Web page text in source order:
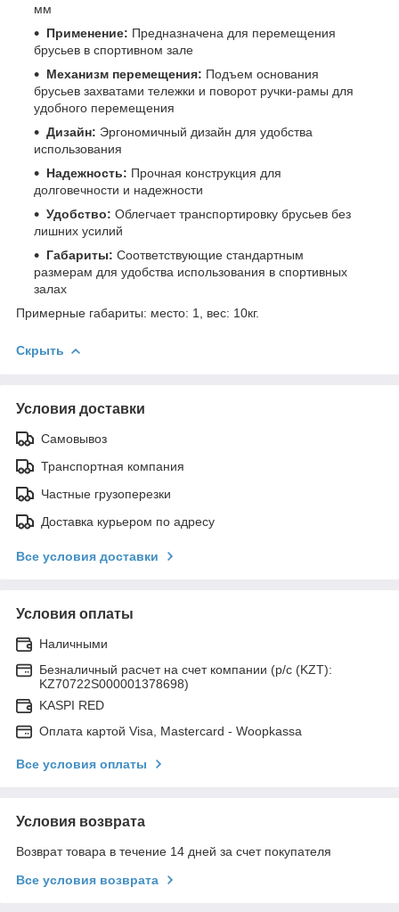
мм
Применение: Предназначена для перемещения
брусьев в спортивном зале
Механизм перемещения: Подъем основания
брусьев захватами тележки и поворот ручки-рамы для
удобного перемещения
Дизайн: Эргономичный дизайн для удобства
использования
Надежность: Прочная конструкция для
долговечности и надежности
Удобство: Облегчает транспортировку брусьев без
лишних усилий
Габариты: Соответствующие стандартным
размерам для удобства использования в спортивных
залах
Примерные габариты: место: 1, вес: 10кг.
Скрыть
Условия доставки
Самовывоз
Транспортная компания
Частные грузоперезки
Доставка курьером по адресу
Все условия доставки
Условия оплаты
Наличными
Безналичный расчет на счет компании (р/с (KZT):
KZ70722S000001378698)
KASPI RED
Оплата картой Visa, Mastercard - Woopkassa
Все условия оплаты
Условия возврата
Возврат товара в течение 14 дней за счет покупателя
Все условия возврата